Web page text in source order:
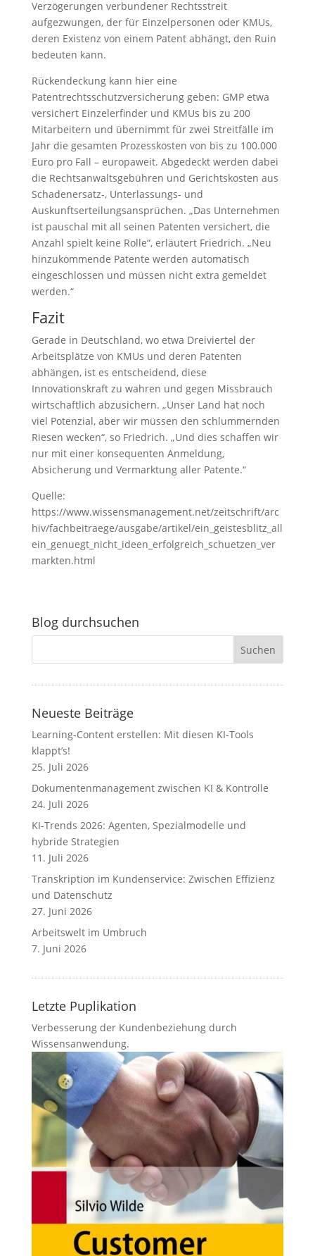
Verzögerungen verbundener Rechtsstreit
aufgezwungen, der für Einzelpersonen oder KMUs,
deren Existenz von einem Patent abhängt, den Ruin
bedeuten kann.
Rückendeckung kann hier eine
Patentrechtsschutzversicherung geben: GMP etwa
versichert Einzelerfinder und KMUs bis zu 200
Mitarbeitern und übernimmt für zwei Streitfälle im
Jahr die gesamten Prozesskosten von bis zu 100.000
Euro pro Fall – europaweit. Abgedeckt werden dabei
die Rechtsanwaltsgebühren und Gerichtskosten aus
Schadenersatz-, Unterlassungs- und
Auskunftserteilungsansprüchen. „Das Unternehmen
ist pauschal mit all seinen Patenten versichert, die
Anzahl spielt keine Rolle“, erläutert Friedrich. „Neu
hinzukommende Patente werden automatisch
eingeschlossen und müssen nicht extra gemeldet
werden.“
Fazit
Gerade in Deutschland, wo etwa Dreiviertel der
Arbeitsplätze von KMUs und deren Patenten
abhängen, ist es entscheidend, diese
Innovationskraft zu wahren und gegen Missbrauch
wirtschaftlich abzusichern. „Unser Land hat noch
viel Potenzial, aber wir müssen den schlummernden
Riesen wecken“, so Friedrich. „Und dies schaffen wir
nur mit einer konsequenten Anmeldung,
Absicherung und Vermarktung aller Patente.“
Quelle:
https://www.wissensmanagement.net/zeitschrift/arc
hiv/fachbeitraege/ausgabe/artikel/ein_geistesblitz_all
ein_genuegt_nicht_ideen_erfolgreich_schuetzen_ver
markten.html
Blog durchsuchen
Neueste Beiträge
Learning-Content erstellen: Mit diesen KI-Tools
klappt’s!
25. Juli 2026
Dokumentenmanagement zwischen KI & Kontrolle
24. Juli 2026
KI-Trends 2026: Agenten, Spezialmodelle und
hybride Strategien
11. Juli 2026
Transkription im Kundenservice: Zwischen Effizienz
und Datenschutz
27. Juni 2026
Arbeitswelt im Umbruch
7. Juni 2026
Letzte Puplikation
Verbesserung der Kundenbeziehung durch
Wissensanwendung.